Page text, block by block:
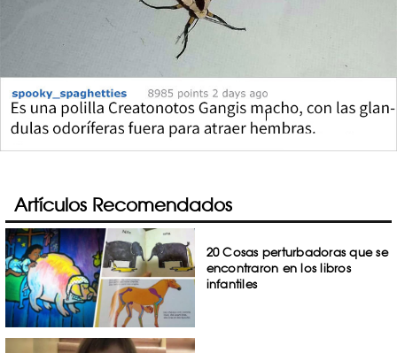
Artículos Recomendados
20 Cosas perturbadoras que se
encontraron en los libros
infantiles